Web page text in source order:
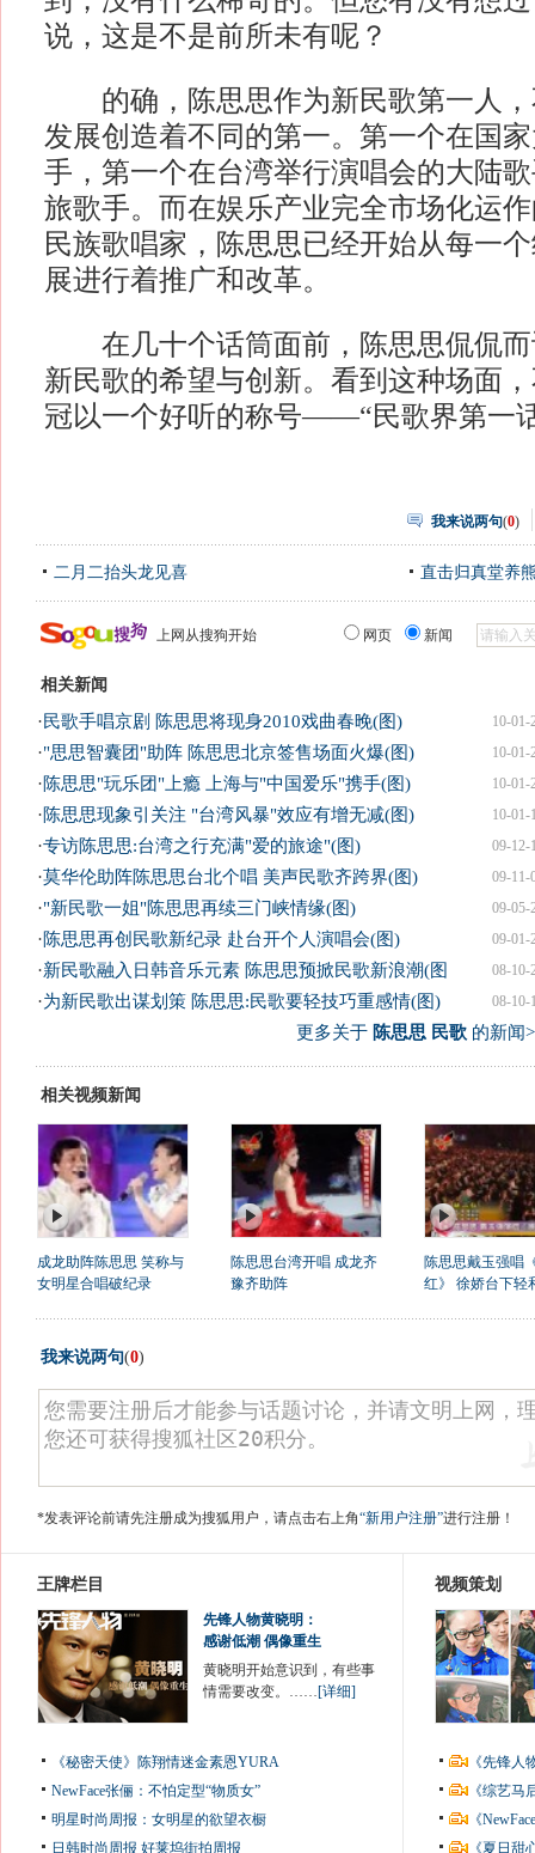
说，这是不是前所未有呢？
的确，陈思思作为新民歌第一人，
发展创造着不同的第一。第一个在国
手，第一个在台湾举行演唱会的大陆
旅歌手。而在娱乐产业完全市场化运
民族歌唱家，陈思思已经开始从每一
展进行着推广和改革。
在几十个话筒面前，陈思思侃侃而
新民歌的希望与创新。看到这种场面
冠以一个好听的称号——“民歌界第一
我来说两句(0)
二月二抬头龙见喜 直击归真堂养
上网从搜狗开始 网页 新闻
相关新闻
10-01-
·民歌手唱京剧 陈思思将现身2010戏曲春晚(图)
10-01-
·"思思智囊团"助阵 陈思思北京签售场面火爆(图)
10-01-
·陈思思"玩乐团"上瘾 上海与"中国爱乐"携手(图)
10-01-
·陈思思现象引关注 "台湾风暴"效应有增无减(图)
09-12-
·专访陈思思:台湾之行充满"爱的旅途"(图)
09-11-
·莫华伦助阵陈思思台北个唱 美声民歌齐跨界(图)
09-05-
·"新民歌一姐"陈思思再续三门峡情缘(图)
09-01-
·陈思思再创民歌新纪录 赴台开个人演唱会(图)
08-10-
·新民歌融入日韩音乐元素 陈思思预掀民歌新浪潮(图
08-10-
·为新民歌出谋划策 陈思思:民歌要轻技巧重感情(图)
更多关于 陈思思 民歌的新闻
相关视频新闻
成龙助阵陈思思 笑称与
女明星合唱破纪录
陈思思台湾开唱 成龙齐
豫齐助阵
陈思思戴玉强唱
红》 徐娇台下轻
我来说两句(0)
*发表评论前请先注册成为搜狐用户，请点击右上角“新用户注册”进行注册！
王牌栏目
先锋人物黄晓明：
感谢低潮 偶像重生
黄晓明开始意识到，有些事
情需要改变。……[详细]
《秘密天使》陈翔情迷金素恩YURA
NewFace张俪：不怕定型“物质女”
明星时尚周报：女明星的欲望衣橱
日韩时尚周报 好莱坞街拍周报
视频策划
《先锋
《综艺
《
《夏日